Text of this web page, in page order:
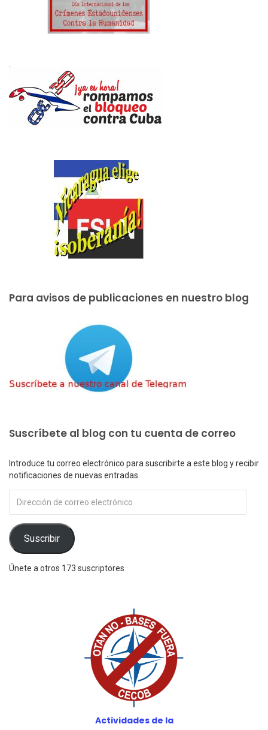
Para avisos de publicaciones en nuestro blog
Suscríbete al blog con tu cuenta de correo
Introduce tu correo electrónico para suscribirte a este blog y recibir
notificaciones de nuevas entradas.
de
electrónico
Suscribir
Únete a otros 173 suscriptores
Actividades de la